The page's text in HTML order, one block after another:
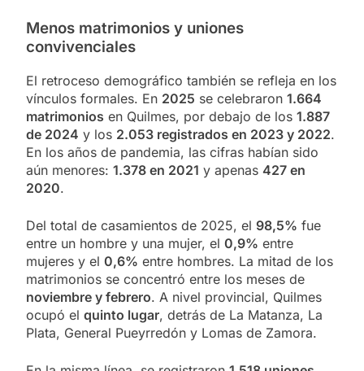
Menos matrimonios y uniones
convivenciales
El retroceso demográfico también se refleja en los
vínculos formales. En 2025 se celebraron 1.664
matrimonios en Quilmes, por debajo de los 1.887
de 2024 y los 2.053 registrados en 2023 y 2022.
En los años de pandemia, las cifras habían sido
aún menores: 1.378 en 2021 y apenas 427 en
2020.
Del total de casamientos de 2025, el 98,5% fue
entre un hombre y una mujer, el 0,9% entre
mujeres y el 0,6% entre hombres. La mitad de los
matrimonios se concentró entre los meses de
noviembre y febrero. A nivel provincial, Quilmes
ocupó el quinto lugar, detrás de La Matanza, La
Plata, General Pueyrredón y Lomas de Zamora.